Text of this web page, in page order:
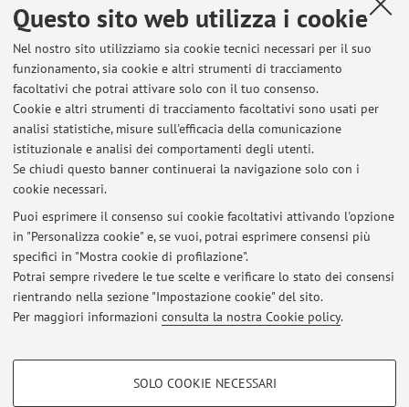
Questo sito web utilizza i cookie
Nel nostro sito utilizziamo sia cookie tecnici necessari per il suo
funzionamento, sia cookie e altri strumenti di tracciamento
facoltativi che potrai attivare solo con il tuo consenso.
Cookie e altri strumenti di tracciamento facoltativi sono usati per
analisi statistiche, misure sull'efficacia della comunicazione
istituzionale e analisi dei comportamenti degli utenti.
Se chiudi questo banner continuerai la navigazione solo con i
cookie necessari.
Puoi esprimere il consenso sui cookie facoltativi attivando l'opzione
in "Personalizza cookie" e, se vuoi, potrai esprimere consensi più
specifici in "Mostra cookie di profilazione".
Potrai sempre rivedere le tue scelte e verificare lo stato dei consensi
rientrando nella sezione "Impostazione cookie" del sito.
Per maggiori informazioni consulta la nostra Cookie policy.
COOKIE DI PROFILAZIONE - FACOLTATIVI
SOLO COOKIE NECESSARI
Dipartimento di Farmacia e Biotecnologie
Via Irnerio 48, Bologna - Vai alla mappa
Risorse in rete
ORCID
Ultimi avvisi
Al momento non sono presenti avvisi.
Area riservata